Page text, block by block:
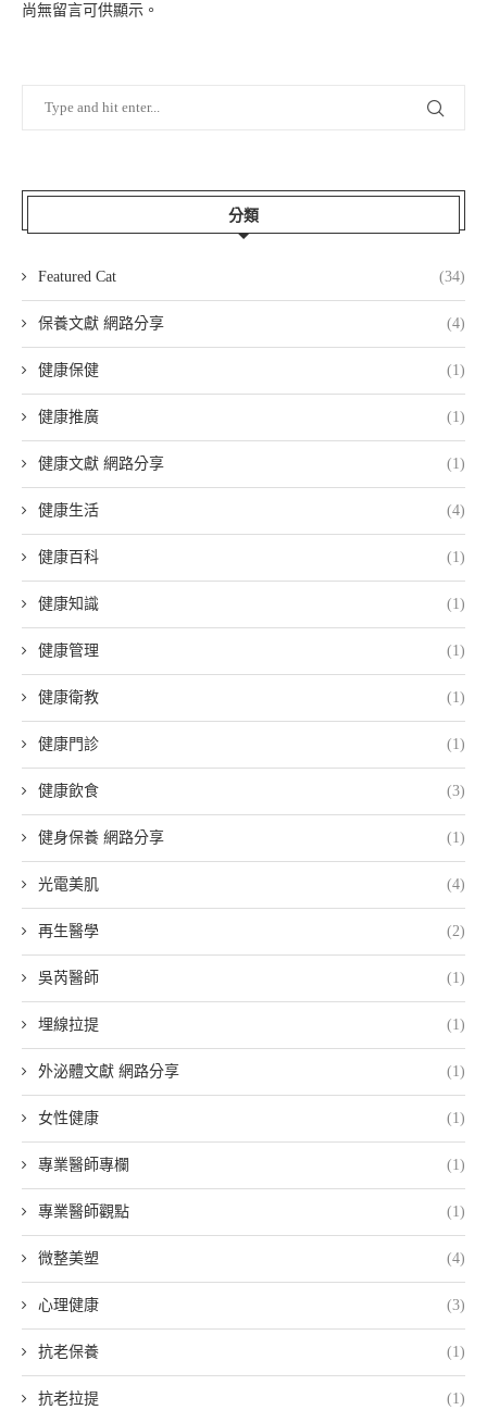
尚無留言可供顯示。
分類
Featured Cat (34)
保養文獻 網路分享 (4)
健康保健 (1)
健康推廣 (1)
健康文獻 網路分享 (1)
健康生活 (4)
健康百科 (1)
健康知識 (1)
健康管理 (1)
健康衛教 (1)
健康門診 (1)
健康飲食 (3)
健身保養 網路分享 (1)
光電美肌 (4)
再生醫學 (2)
吳芮醫師 (1)
埋線拉提 (1)
外泌體文獻 網路分享 (1)
女性健康 (1)
專業醫師專欄 (1)
專業醫師觀點 (1)
微整美塑 (4)
心理健康 (3)
抗老保養 (1)
抗老拉提 (1)